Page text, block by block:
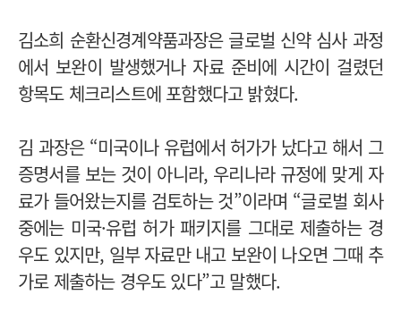
김소희 순환신경계약품과장은 글로벌 신약 심사 과정
에서 보완이 발생했거나 자료 준비에 시간이 걸렸던
항목도 체크리스트에 포함했다고 밝혔다.
김 과장은 “미국이나 유럽에서 허가가 났다고 해서 그
증명서를 보는 것이 아니라, 우리나라 규정에 맞게 자
료가 들어왔는지를 검토하는 것”이라며 “글로벌 회사
중에는 미국·유럽 허가 패키지를 그대로 제출하는 경
우도 있지만, 일부 자료만 내고 보완이 나오면 그때 추
가로 제출하는 경우도 있다”고 말했다.